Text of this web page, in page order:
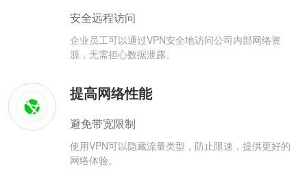
安全远程访问
企业员工可以通过VPN安全地访问公司内部网络资
源，无需担心数据泄露。
提高网络性能
避免带宽限制
使用VPN可以隐藏流量类型，防止限速，提供更好的
网络体验。